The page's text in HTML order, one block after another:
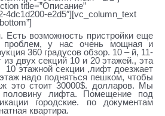
title=”Описание”
4dc1d200-e2d5″][vc_column_text
Есть возможность пристройки еще
проблем, у нас очень мощная и
360 градусов обзор. 10 – й, 11-
двух секций 10 и 20 этажей., эта
10 этажной секции ,лифт доезжает
надо подняться пешком, чтобы
это стоит 30000$. долларов. Мы
половину лифта. Помещение под
городские. по документам
квартира.